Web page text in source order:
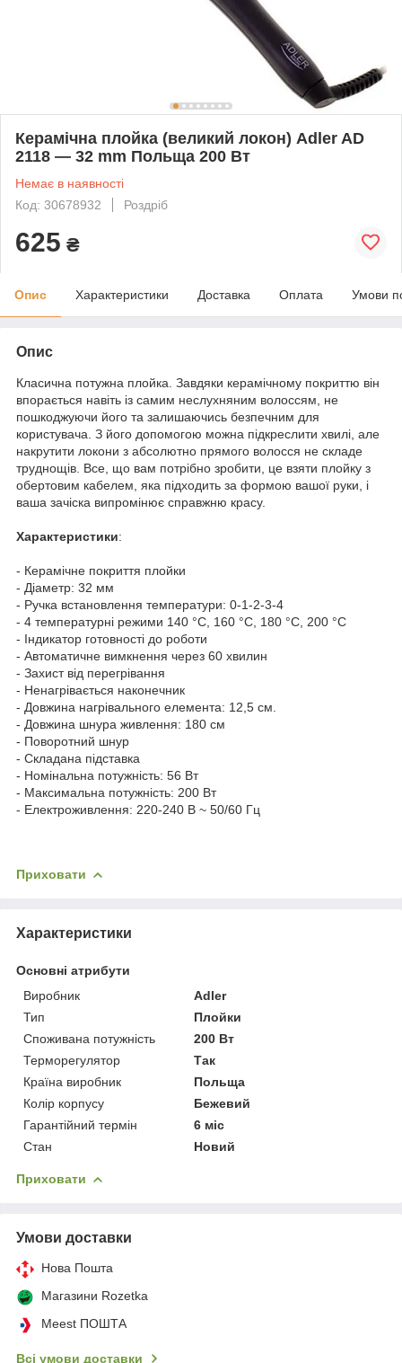
Керамічна плойка (великий локон) Adler AD
2118 — 32 mm Польща 200 Вт
Немає в наявності
Код: 30678932
Роздріб
625 ₴
Опис Характеристики Доставка Оплата Умови
Опис
Класична потужна плойка. Завдяки керамічному покриттю він
впорається навіть із самим неслухняним волоссям, не
пошкоджуючи його та залишаючись безпечним для
користувача. З його допомогою можна підкреслити хвилі, але
накрутити локони з абсолютно прямого волосся не складе
труднощів. Все, що вам потрібно зробити, це взяти плойку з
обертовим кабелем, яка підходить за формою вашої руки, і
ваша зачіска випромінює справжню красу.
Характеристики:
- Керамічне покриття плойки
- Діаметр: 32 мм
- Ручка встановлення температури: 0-1-2-3-4
- 4 температурні режими 140 °C, 160 °C, 180 °C, 200 °C
- Індикатор готовності до роботи
- Автоматичне вимкнення через 60 хвилин
- Захист від перегрівання
- Ненагрівається наконечник
- Довжина нагрівального елемента: 12,5 см.
- Довжина шнура живлення: 180 см
- Поворотний шнур
- Складана підставка
- Номінальна потужність: 56 Вт
- Максимальна потужність: 200 Вт
- Електроживлення: 220-240 В ~ 50/60 Гц
Приховати
Характеристики
Основні атрибути
Виробник
Adler
Тип
Плойки
Споживана потужність
200 Вт
Терморегулятор
Так
Країна виробник
Польща
Колір корпусу
Бежевий
Гарантійний термін
6 міс
Стан
Новий
Приховати
Умови доставки
Нова Пошта
Магазини Rozetka
Meest ПОШТА
Всі умови доставки